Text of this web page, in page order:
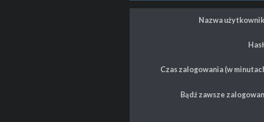
Nazwa
Czas zalogowania (w
Bądź zawsze